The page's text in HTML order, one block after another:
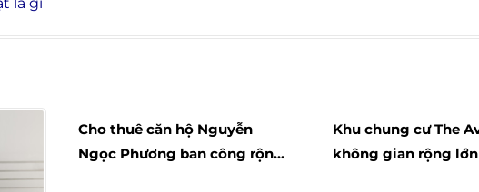
Cho thuê căn hộ Nguyễn
Ngọc Phương ban công rộng
Khu chung cư The
không gian rộng lớn